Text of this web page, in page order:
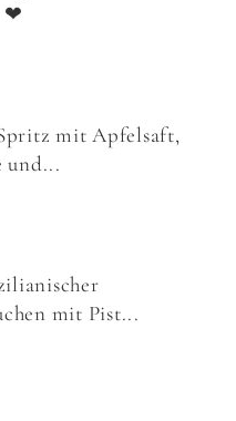
❤
mit Apfelsaft,
und...
mit Pist...